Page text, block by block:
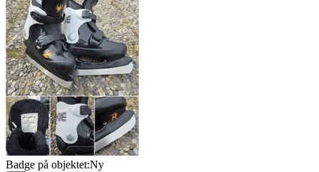
Badge på objektet:Ny